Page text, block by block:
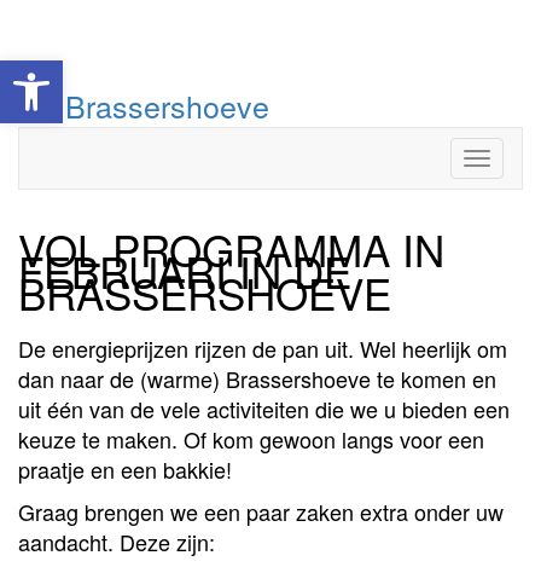
Toolbar openen
Doorgaan
naar
De Brassershoeve
VOL PROGRAMMA IN
FEBRUARI IN DE
BRASSERSHOEVE
De energieprijzen rijzen de pan uit. Wel heerlijk om
dan naar de (warme) Brassershoeve te komen en
uit één van de vele activiteiten die we u bieden een
keuze te maken. Of kom gewoon langs voor een
praatje en een bakkie!
Graag brengen we een paar zaken extra onder uw
aandacht. Deze zijn: